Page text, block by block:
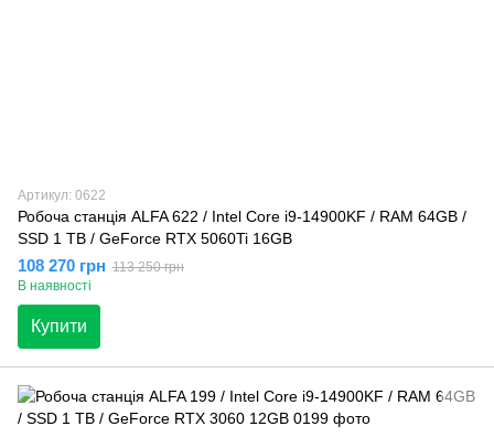
Артикул: 0622
Робоча станція ALFA 622 / Intel Core i9-14900KF / RAM 64GB /
SSD 1 TB / GeForce RTX 5060Ti 16GB
108 270 грн 113 250 грн
В наявності
Купити